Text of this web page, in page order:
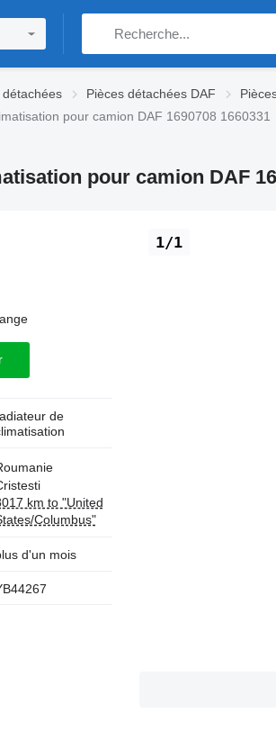
détachées Pièces détachées DAF
pour camion DAF 1690708 1660331
pour camion DAF
1/1
de
km to "United
Columbus"
d'un mois